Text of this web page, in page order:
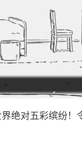
绝对五彩缤纷